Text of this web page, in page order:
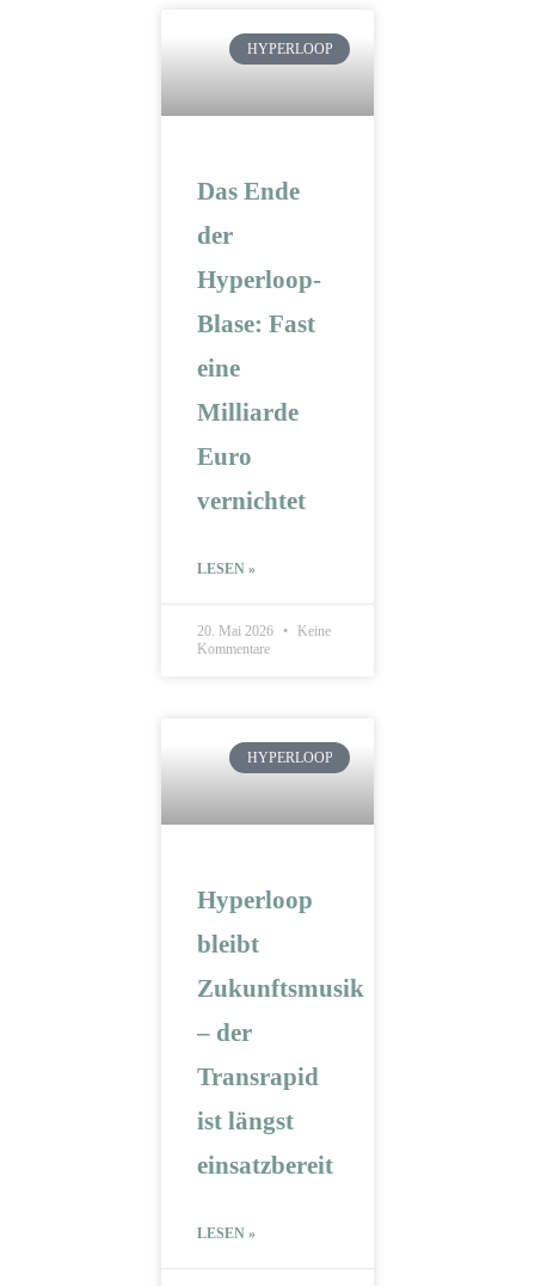
HYPERLOOP
Das Ende
der
Hyperloop-
Blase: Fast
eine
Milliarde
Euro
vernichtet
LESEN »
20. Mai 2026
Keine
Kommentare
HYPERLOOP
Hyperloop
bleibt
Zukunftsmusik
– der
Transrapid
ist längst
einsatzbereit
LESEN »